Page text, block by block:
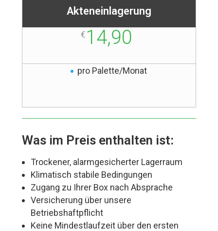
Akteneinlagerung
€14,90
pro Palette/Monat
Was im Preis enthalten ist:
Trockener, alarmgesicherter Lagerraum
Klimatisch stabile Bedingungen
Zugang zu Ihrer Box nach Absprache
Versicherung über unsere
Betriebshaftpflicht
Keine Mindestlaufzeit über den ersten